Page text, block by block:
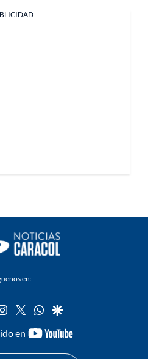
en:
instagram
twitterwhatsapp
google
en
youtube-